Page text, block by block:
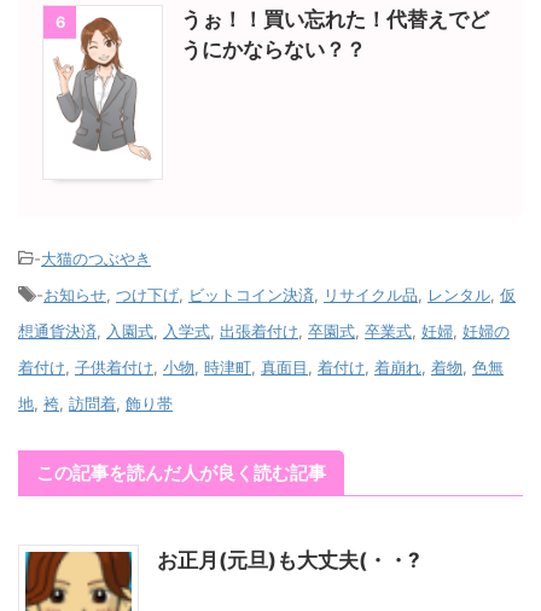
6
うぉ！！買い忘れた！代替えでど
うにかならない？？
-大猫のつぶやき
-お知らせ つけ下げ ビットコイン決済 リサイクル品 レンタル 仮
想通貨決済
入園式 入学式 出張着付け 卒園式 卒業式 妊婦 妊婦の
着付け 子供着付け 小物 時津町 真面目 着付け 着崩れ 着物 色無
地 袴 訪問着 飾り帯
この記事を読んだ人が良く読む記事
お正月(元旦)も大丈夫(・・?